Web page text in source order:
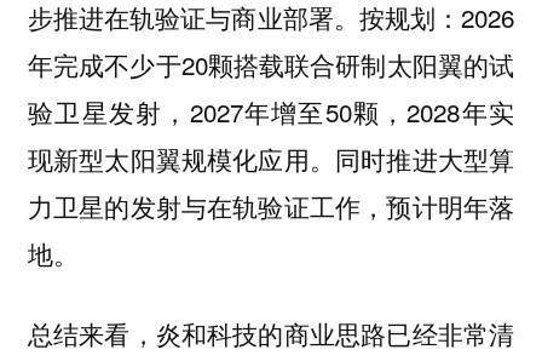
步推进在轨验证与商业部署。按规划：2026
年完成不少于20颗搭载联合研制太阳翼的试
验卫星发射，2027年增至50颗，2028年实
现新型太阳翼规模化应用。同时推进大型算
力卫星的发射与在轨验证工作，预计明年落
地。
总结来看，炎和科技的商业思路已经非常清